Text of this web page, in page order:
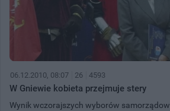
06.12.2010, 08:07 26 4593
W Gniewie kobieta przejmuje stery
Wynik wczorajszych wyborów